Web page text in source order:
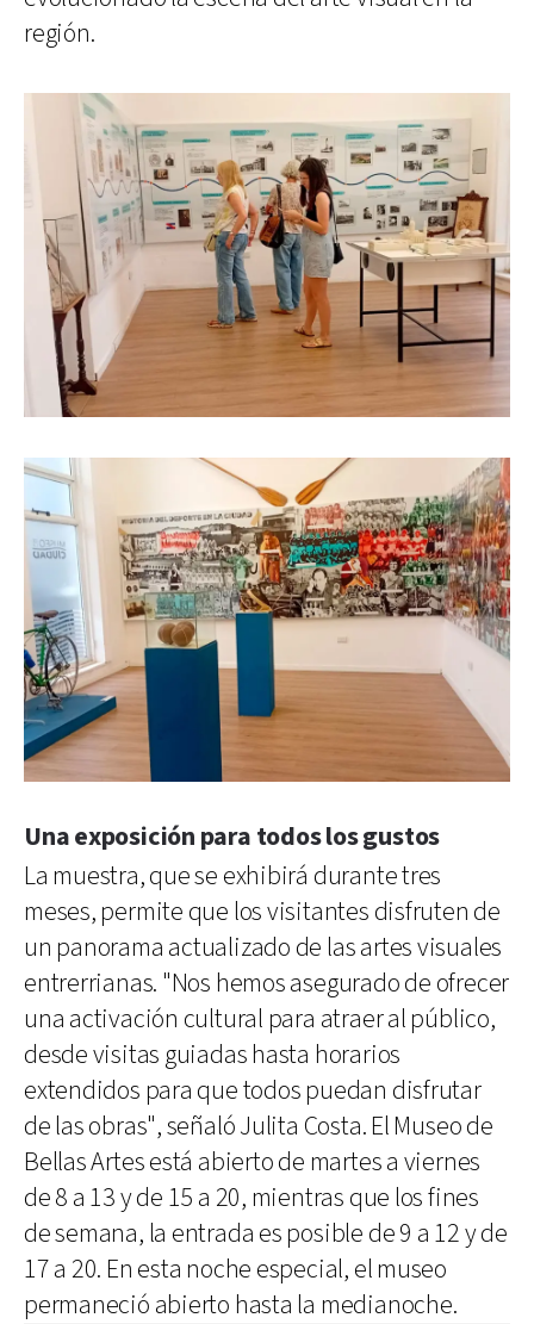
región.
Una exposición para todos los gustos
La muestra, que se exhibirá durante tres
meses, permite que los visitantes disfruten de
un panorama actualizado de las artes visuales
entrerrianas. "Nos hemos asegurado de ofrecer
una activación cultural para atraer al público,
desde visitas guiadas hasta horarios
extendidos para que todos puedan disfrutar
de las obras", señaló Julita Costa. El Museo de
Bellas Artes está abierto de martes a viernes
de 8 a 13 y de 15 a 20, mientras que los fines
de semana, la entrada es posible de 9 a 12 y de
17 a 20. En esta noche especial, el museo
permaneció abierto hasta la medianoche.